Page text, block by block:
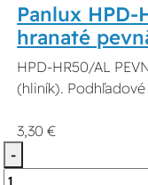
Panlux
hranaté
HPD-HR50/AL
(hliník).
3,30 €
-